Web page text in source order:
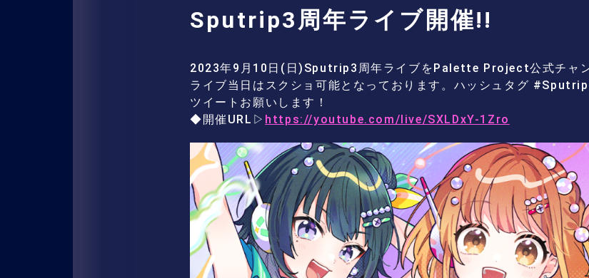
Sputrip3周年ライブ開催!!
2023年9月10日(日)Sputrip3周年ライブをPalette Project公式チャン
ライブ当日はスクショ可能となっております。ハッシュタグ
ツイートお願いします！
◆開催URL▷ https://youtube.com/live/SXLDxY-1Zro